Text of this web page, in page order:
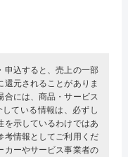
込すると、売上の一部
元されることがありま
には、商品・サービス
ている情報は、必ずし
を示しているわけではあ
考情報としてご利用くだ
ーやサービス事業者の